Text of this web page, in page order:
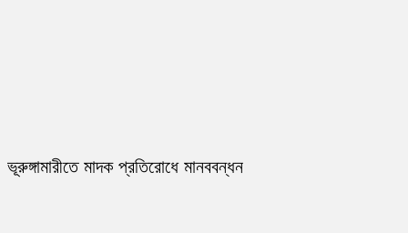
ভূরুঙ্গামারীতে মাদক প্রতিরোধে মানববন্ধন